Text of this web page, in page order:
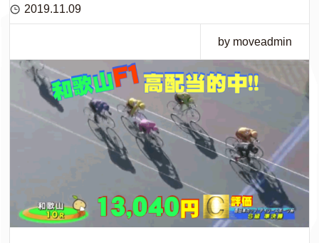
2019.11.09
by moveadmin